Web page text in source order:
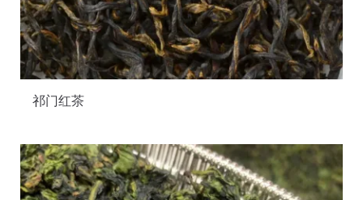
祁门红茶